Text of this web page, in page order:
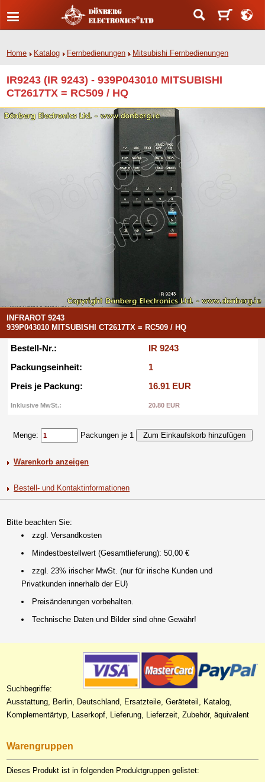
Home Katalog Fernbedienungen Mitsubishi Fernbedienungen
IR9243 (IR 9243) - 939P043010 MITSUBISHI
CT2617TX = RC509 / HQ
INFRAROT 9243
939P043010 MITSUBISHI CT2617TX = RC509 / HQ
Bestell-Nr.:
IR 9243
Packungseinheit:
1
Preis je Packung:
16.91 EUR
Inklusive MwSt.: 20.80 EUR
Menge: Packungen je 1
Warenkorb anzeigen
Bestell- und Kontaktinformationen
Bitte beachten Sie:
zzgl. Versandkosten
Mindestbestellwert (Gesamtlieferung): 50,00 €
zzgl. 23% irischer MwSt. (nur für irische Kunden und
Privatkunden innerhalb der EU)
Preisänderungen vorbehalten.
Technische Daten und Bilder sind ohne Gewähr!
Suchbegriffe:
Ausstattung, Berlin, Deutschland, Ersatzteile, Geräteteil, Katalog,
Komplementärtyp, Laserkopf, Lieferung, Lieferzeit, Zubehör, äquivalent
Warengruppen
Dieses Produkt ist in folgenden Produktgruppen gelistet: